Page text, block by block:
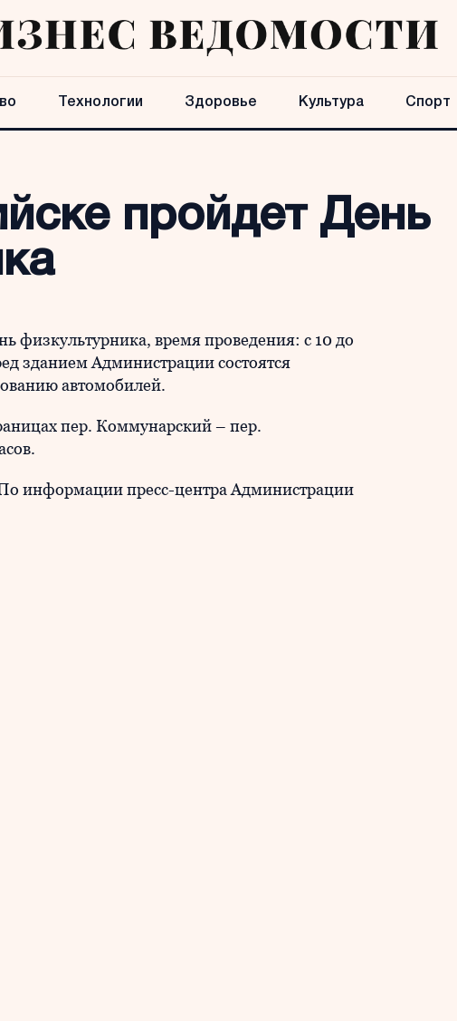
Технологии Здоровье Культура Спорт
пройдет День
физкультурника, время проведения: с 10 до
зданием Администрации состоятся
автомобилей.
пер. Коммунарский – пер.
информации пресс-центра Администрации